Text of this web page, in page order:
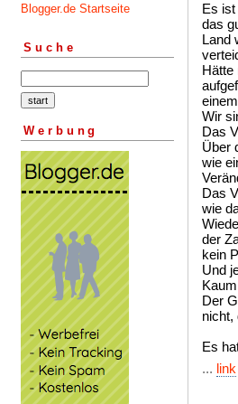
Blogger.de Startseite
Suche
Werbung
Es ist
das
Land
Hätte
Wir
Das
Über
wie
Das
wie
der
kein
Und
Der
nicht,
Es
... link